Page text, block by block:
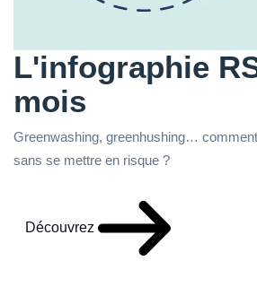
L'infographie
mois
Greenwashing, greenhushing…
sans se mettre en risque ?
Découvrez